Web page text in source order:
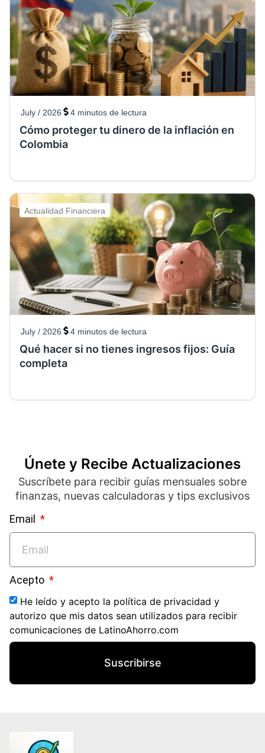
July / 2026 4 minutos de lectura
Cómo proteger tu dinero de la inflación en
Colombia
Actualidad Financiera
July / 2026 4 minutos de lectura
Qué hacer si no tienes ingresos fijos: Guía
completa
Únete y Recibe Actualizaciones
Suscríbete para recibir guías mensuales sobre
finanzas, nuevas calculadoras y tips exclusivos
Email
Acepto
He leído y acepto la política de privacidad y
autorizo que mis datos sean utilizados para recibir
comunicaciones de LatinoAhorro.com
Suscribirse